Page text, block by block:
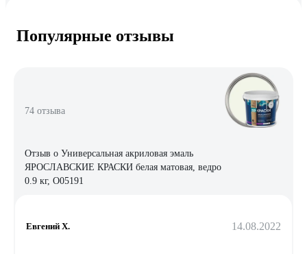
Популярные отзывы
74 отзыва
Отзыв о Универсальная акриловая эмаль
ЯРОСЛАВСКИЕ КРАСКИ белая матовая, ведро
0.9 кг, О05191
Евгений Х. 14.08.2022